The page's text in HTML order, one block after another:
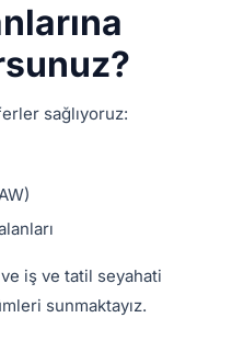
sağlıyoruz:
iş ve tatil seyahati
sunmaktayız.